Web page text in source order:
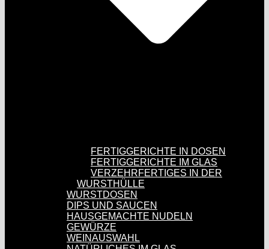
FERTIGGERICHTE IN DOSEN
FERTIGGERICHTE IM GLAS
VERZEHRFERTIGES IN DER
WURSTHÜLLE
WURSTDOSEN
DIPS UND SAUCEN
HAUSGEMACHTE NUDELN
GEWÜRZE
WEINAUSWAHL